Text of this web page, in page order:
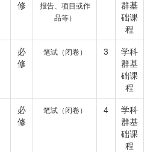
修
报告、项目或作
品等）
群基
础课
程
必
修
笔试（闭卷） 3
学科
群基
础课
程
必
修
笔试（闭卷） 4
学科
群基
础课
程